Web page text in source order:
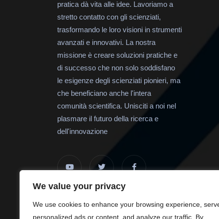
We value your privacy
We use cookies to enhance your browsing experience,
personalized ads or content, and analyze our traffic. By
pratica dà vita alle idee. Lavoriamo a
stretto contatto con gli scienziati,
trasformando le loro visioni in strumenti
avanzati e innovativi. La nostra
missione è creare soluzioni pratiche e
di successo che non solo soddisfano
le esigenze degli scienziati pionieri, ma
che beneficiano anche l'intera
comunità scientifica. Unisciti a noi nel
plasmare il futuro della ricerca e
dell'innovazione